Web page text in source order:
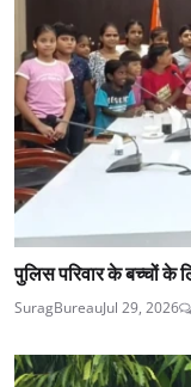
पुलिस परिवार के बच्चों के
SuragBureauJul 29, 2026